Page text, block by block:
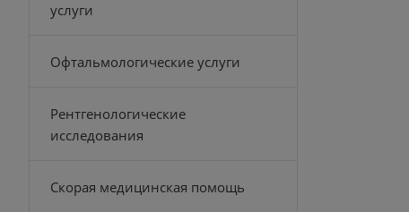
услуги
Офтальмологические услуги
Рентгенологические
исследования
Скорая медицинская помощь